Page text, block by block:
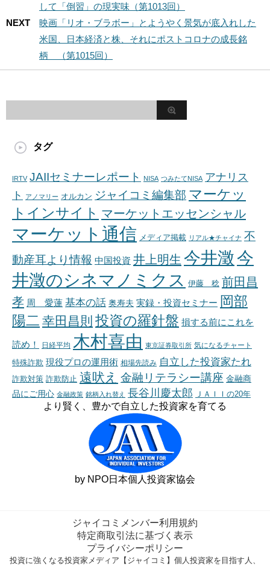
して「倒習」の現実味（第1013回）
NEXT
映画「リオ・ブラボー」とようやく景気が底入れした
米国、日本経済と株、それにポストコロナの成長銘
柄 （第1015回）
タグ
IRTV JAIIセミナーレポート NISA つみたてNISA アナリス
ト
アノマリー オルカン ジャイコミ編集部 マーケッ
トインサイト マーケットエッセンシャル
マーケット通信 メディア掲載 リアル★チャイナ 不
動産耳より情報 中国投資 井上明生 今井澂今
井澂のシネマノミクス 伊藤 稔 前田昌
孝 周 愛蓮 基本の話 奥寿夫 実録・投資セミナー 岡部
陽二 幸田昌則 投資の羅針盤 損する前にこれを
読め！ 日経平均 木村喜由 東京証券取引所 気になるチャート
特殊詐欺 現役プロの運用術 相場先読み 自立した投資家たれ
詐欺対策 詐欺防止 遠吠え 金融リテラシー講座 金融商
品にご用心 金融政策 銘柄入れ替え 長谷川慶太郎 ＪＡＩＩの20年
より賢く、豊かで自立した投資家を育てる
by NPO日本個人投資家協会
ジャイコミメンバー利用規約
特定商取引法に基づく表示
プライバシーポリシー
投資に強くなる投資家メディア【ジャイコミ】個人投資家を目指す人、